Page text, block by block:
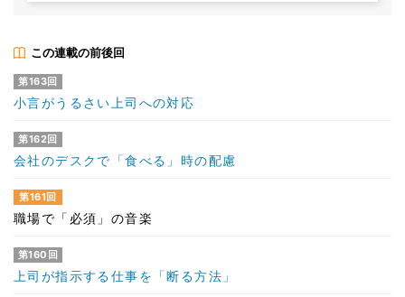
この連載の前後回
第163回
小言がうるさい上司への対応
第162回
会社のデスクで「食べる」時の配慮
第161回
職場で「必須」の音楽
第160回
上司が指示する仕事を「断る方法」